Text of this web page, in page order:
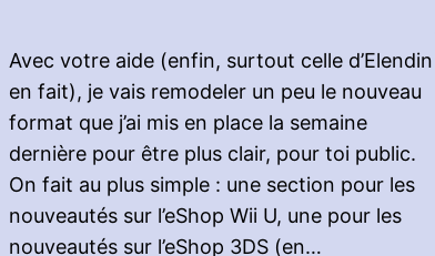
Avec votre aide (enfin, surtout celle d’Elendin
en fait), je vais remodeler un peu le nouveau
format que j’ai mis en place la semaine
dernière pour être plus clair, pour toi public.
On fait au plus simple : une section pour les
nouveautés sur l’eShop Wii U, une pour les
nouveautés sur l’eShop 3DS (en…